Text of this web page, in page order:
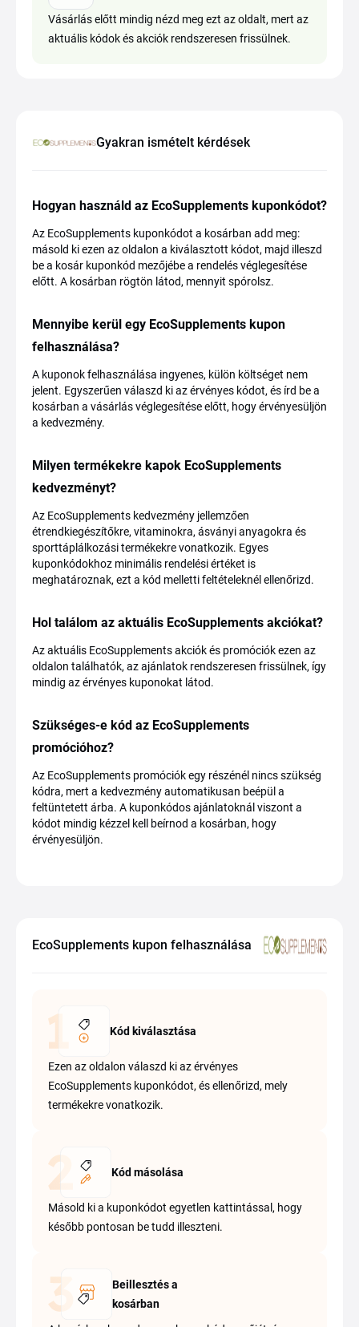
Vásárlás előtt mindig nézd meg ezt az oldalt, mert az
aktuális kódok és akciók rendszeresen frissülnek.
Gyakran ismételt kérdések
Hogyan használd az EcoSupplements kuponkódot?
Az EcoSupplements kuponkódot a kosárban add meg:
másold ki ezen az oldalon a kiválasztott kódot, majd illeszd
be a kosár kuponkód mezőjébe a rendelés véglegesítése
előtt. A kosárban rögtön látod, mennyit spórolsz.
Mennyibe kerül egy EcoSupplements kupon
felhasználása?
A kuponok felhasználása ingyenes, külön költséget nem
jelent. Egyszerűen válaszd ki az érvényes kódot, és írd be a
kosárban a vásárlás véglegesítése előtt, hogy érvényesüljön
a kedvezmény.
Milyen termékekre kapok EcoSupplements
kedvezményt?
Az EcoSupplements kedvezmény jellemzően
étrendkiegészítőkre, vitaminokra, ásványi anyagokra és
sporttáplálkozási termékekre vonatkozik. Egyes
kuponkódokhoz minimális rendelési értéket is
meghatároznak, ezt a kód melletti feltételeknél ellenőrizd.
Hol találom az aktuális EcoSupplements akciókat?
Az aktuális EcoSupplements akciók és promóciók ezen az
oldalon találhatók, az ajánlatok rendszeresen frissülnek, így
mindig az érvényes kuponokat látod.
Szükséges-e kód az EcoSupplements
promócióhoz?
Az EcoSupplements promóciók egy részénél nincs szükség
kódra, mert a kedvezmény automatikusan beépül a
feltüntetett árba. A kuponkódos ajánlatoknál viszont a
kódot mindig kézzel kell beírnod a kosárban, hogy
érvényesüljön.
EcoSupplements kupon felhasználása
Kód kiválasztása
Ezen az oldalon válaszd ki az érvényes
EcoSupplements kuponkódot, és ellenőrizd, mely
termékekre vonatkozik.
Kód másolása
Másold ki a kuponkódot egyetlen kattintással, hogy
később pontosan be tudd illeszteni.
Beillesztés a
kosárban